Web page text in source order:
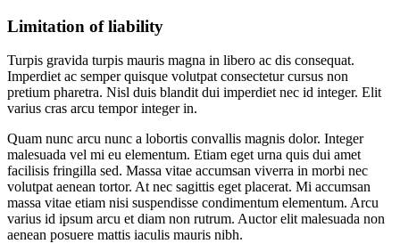
Limitation of liability
Turpis gravida turpis mauris magna in libero ac dis consequat.
Imperdiet ac semper quisque volutpat consectetur cursus non
pretium pharetra. Nisl duis blandit dui imperdiet nec id integer. Elit
varius cras arcu tempor integer in.
Quam nunc arcu nunc a lobortis convallis magnis dolor. Integer
malesuada vel mi eu elementum. Etiam eget urna quis dui amet
facilisis fringilla sed. Massa vitae accumsan viverra in morbi nec
volutpat aenean tortor. At nec sagittis eget placerat. Mi accumsan
massa vitae etiam nisi suspendisse condimentum elementum. Arcu
varius id ipsum arcu et diam non rutrum. Auctor elit malesuada non
aenean posuere mattis iaculis mauris nibh.